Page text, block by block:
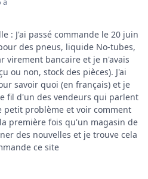
: J'ai passé commande le 20 juin
des pneus, liquide No-tubes,
virement bancaire et je n'avais
ou non, stock des pièces). J'ai
savoir quoi (en français) et je
fil d'un des vendeurs qui parlent
problème et voir comment
première fois qu'un magasin de
des nouvelles et je trouve cela
ce site